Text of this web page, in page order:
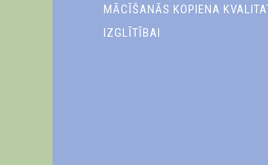
MĀCĪŠANĀS KOPIENA
IZGLĪTĪBAI